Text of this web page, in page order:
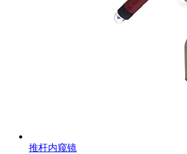
推杆内窥镜